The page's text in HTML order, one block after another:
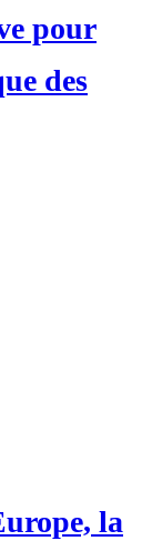
pour
des
la